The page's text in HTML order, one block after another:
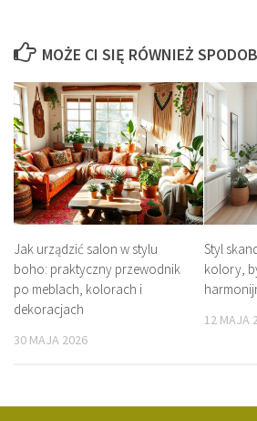
MOŻE CI SIĘ RÓWNIEŻ
Jak urządzić salon w stylu
boho: praktyczny przewodnik
po meblach, kolorach i
dekoracjach
30 MAJA 2026
Styl
kolory,
12 MAJA